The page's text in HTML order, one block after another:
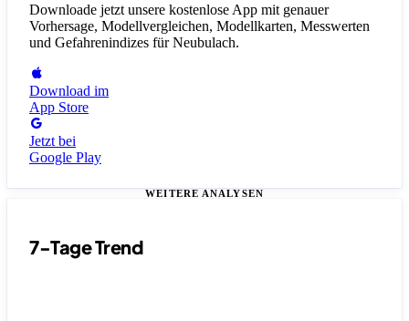
Downloade jetzt unsere kostenlose App mit genauer
Vorhersage, Modellvergleichen, Modellkarten, Messwerten
und Gefahrenindizes für Neubulach.
Download im
App Store
Jetzt bei
Google Play
WEITERE ANALYSEN
7-Tage Trend